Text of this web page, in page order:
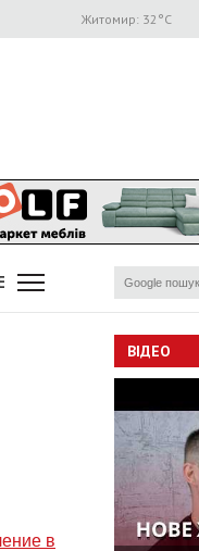
Житомир: 32 °C
в
ВІДЕО